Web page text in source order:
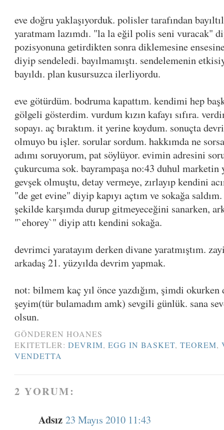
eve doğru yaklaşıyorduk. polisler tarafından
yaratmam lazımdı. "la la eğil polis seni vuracak"
pozisyonuna getirdikten sonra diklemesine
diyip sendeledi. bayılmamıştı. sendelemenin
bayıldı. plan kusursuzca ilerliyordu.
eve götürdüm. bodruma kapattım. kendimi hep
gölgeli gösterdim. vurdum kızın kafayı sıfıra.
sopayı. aç bıraktım. it yerine koydum. sonuçta
olmuyo bu işler. sorular sordum. hakkımda ne
adımı soruyorum, pat söylüyor. evimin adresini
çukurcuma sok. bayrampaşa no:43 duhul marketin
gevşek olmuştu, detay vermeye, zırlayıp kendini
"de get evine" diyip kapıyı açtım ve sokağa
şekilde karşımda durup gitmeyeceğini sanarken,
"`ehorey`" diyip attı kendini sokağa.
devrimci yaratayım derken divane yaratmıştım.
arkadaş 21. yüzyılda devrim yapmak.
not: bilmem kaç yıl önce yazdığım, şimdi okurken
şeyim(tür bulamadım amk) sevgili günlük. sana
olsun.
GÖNDERENHOANES
EKITETLER:DEVRIM,EGG IN BASKET,TEOREM,
VENDETTA
2 YORUM:
Adsız 23 Mayıs 2010 11:43